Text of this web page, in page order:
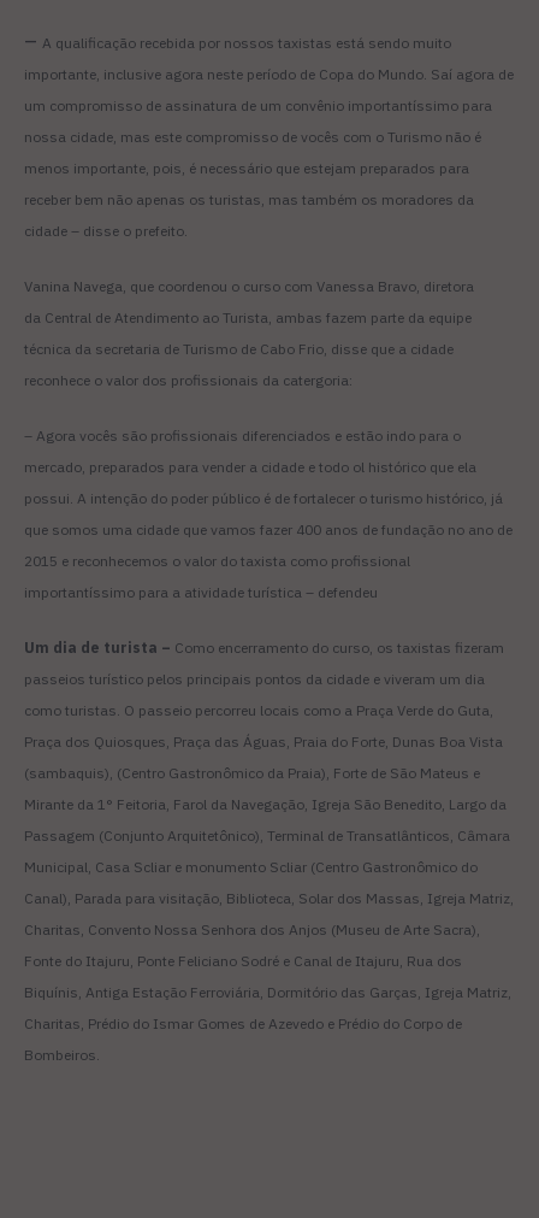
– A qualificação recebida por nossos taxistas está sendo muito
importante, inclusive agora neste período de Copa do Mundo. Saí agora de
um compromisso de assinatura de um convênio importantíssimo para
nossa cidade, mas este compromisso de vocês com o Turismo não é
menos importante, pois, é necessário que estejam preparados para
receber bem não apenas os turistas, mas também os moradores da
cidade – disse o prefeito.
Vanina Navega, que coordenou o curso com Vanessa Bravo, diretora
da Central de Atendimento ao Turista , ambas fazem parte da equipe
técnica da secretaria de Turismo de Cabo Frio, disse que a cidade
reconhece o valor dos profissionais da catergoria:
– Agora vocês são profissionais diferenciados e estão indo para o
mercado, preparados para vender a cidade e todo ol histórico que ela
possui. A intenção do poder público é de fortalecer o turismo histórico, já
que somos uma cidade que vamos fazer 400 anos de fundação no ano de
2015 e reconhecemos o valor do taxista como profissional
importantíssimo para a atividade turística – defendeu
Um dia de turista – Como encerramento do curso, os taxistas fizeram
passeios turístico pelos principais pontos da cidade e viveram um dia
como turistas. O passeio percorreu locais como a Praça Verde do Guta,
Praça dos Quiosques, Praça das Águas, Praia do Forte, Dunas Boa Vista
(sambaquis), (Centro Gastronômico da Praia), Forte de São Mateus e
Mirante da 1° Feitoria, Farol da Navegação, Igreja São Benedito, Largo da
Passagem (Conjunto Arquitetônico), Terminal de Transatlânticos, Câmara
Municipal, Casa Scliar e monumento Scliar (Centro Gastronômico do
Canal), Parada para visitação, Biblioteca, Solar dos Massas, Igreja Matriz,
Charitas, Convento Nossa Senhora dos Anjos (Museu de Arte Sacra),
Fonte do Itajuru, Ponte Feliciano Sodré e Canal de Itajuru, Rua dos
Biquínis, Antiga Estação Ferroviária, Dormitório das Garças, Igreja Matriz,
Charitas, Prédio do Ismar Gomes de Azevedo e Prédio do Corpo de
Bombeiros.